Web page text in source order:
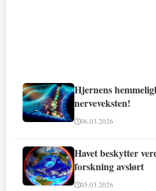
Hjernens
nerveveksten!
06.03.2026
Havet beskytter
forskning avslørt
05.03.2026